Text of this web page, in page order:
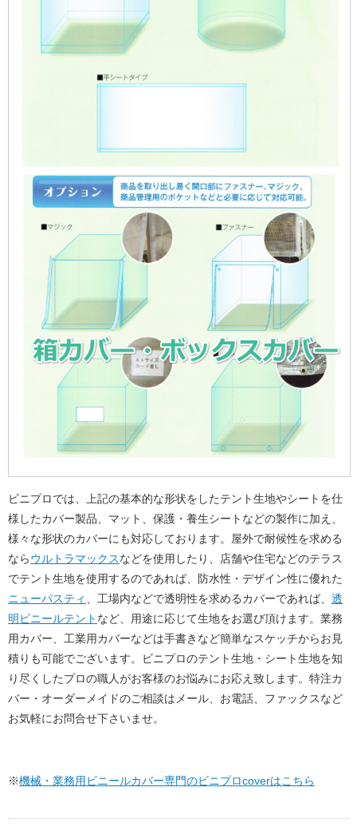
ビニプロでは、上記の基本的な形状をしたテント生地やシートを仕
様したカバー製品、マット、保護・養生シートなどの製作に加え、
様々な形状のカバーにも対応しております。屋外で耐候性を求める
ならウルトラマックスなどを使用したり、店舗や住宅などのテラス
でテント生地を使用するのであれば、防水性・デザイン性に優れた
ニューパスティ 、工場内などで透明性を求めるカバーであれば、 透
明ビニールテント など、用途に応じて生地をお選び頂けます。業務
用カバー、工業用カバーなどは手書きなど簡単なスケッチからお見
積りも可能でございます。ビニプロのテント生地・シート生地を知
り尽くしたプロの職人がお客様のお悩みにお応え致します。特注カ
バー・オーダーメイドのご相談はメール、お電話、ファックスなど
お気軽にお問合せ下さいませ。
※機械・業務用ビニールカバー専門のビニプロcoverはこちら